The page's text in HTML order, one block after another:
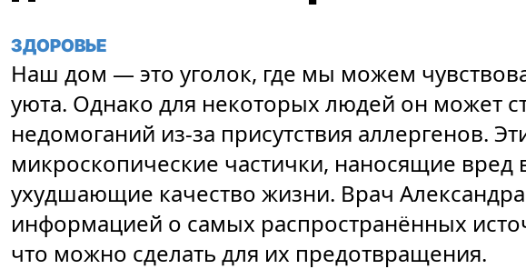
ЗДОРОВЬЕ
Наш дом — это уголок, где мы можем
уюта. Однако для некоторых людей он может
недомоганий из-за присутствия аллергенов.
микроскопические частички, наносящие
ухудшающие качество жизни. Врач
информацией о самых распространённых
что можно сделать для их предотвращения.